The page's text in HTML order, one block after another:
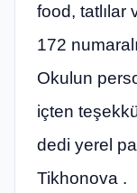
food, tatlılar
172
Okulun
içten
dedi yerel
Tikhonova .